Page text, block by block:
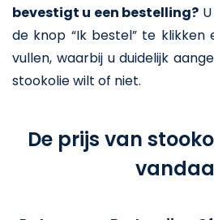
bevestigt u een bestelling?
de knop “Ik bestel” te
vullen, waarbij u duidelijk
stookolie wilt of niet.
De prijs van